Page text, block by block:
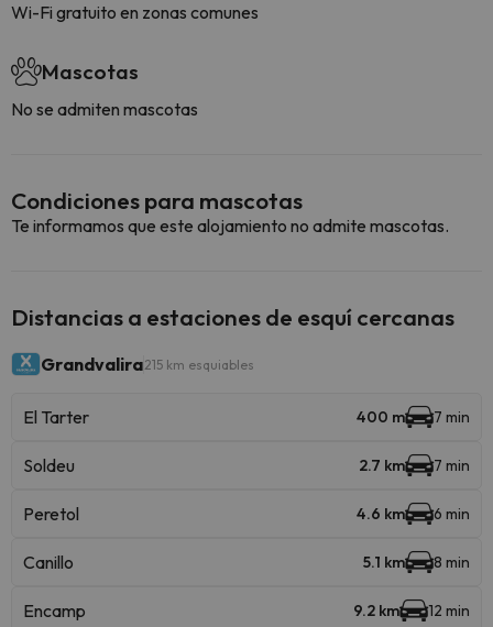
Wi-Fi gratuito en zonas comunes
Mascotas
No se admiten mascotas
Condiciones para mascotas
Te informamos que este alojamiento no admite mascotas.
Distancias a estaciones de esquí cercanas
Grandvalira215 km esquiables
El Tarter 400 m 7 min
Soldeu 2.7 km 7 min
Peretol 4.6 km 6 min
Canillo 5.1 km 8 min
Encamp 9.2 km 12 min